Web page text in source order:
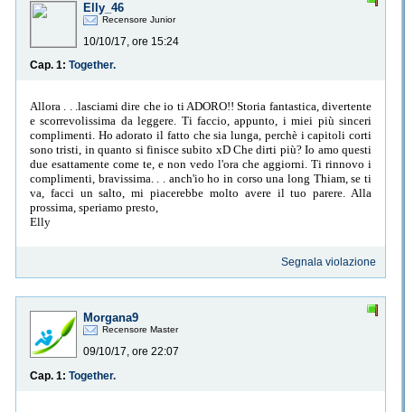
Elly_46
Recensore Junior
10/10/17, ore 15:24
Cap. 1: Together.
Allora . . .lasciami dire che io ti ADORO!! Storia fantastica, divertente
e scorrevolissima da leggere. Ti faccio, appunto, i miei più sinceri
complimenti. Ho adorato il fatto che sia lunga, perchè i capitoli corti
sono tristi, in quanto si finisce subito xD Che dirti più? Io amo questi
due esattamente come te, e non vedo l'ora che aggiorni. Ti rinnovo i
complimenti, bravissima. . . anch'io ho in corso una long Thiam, se ti
va, facci un salto, mi piacerebbe molto avere il tuo parere. Alla
prossima, speriamo presto,
Elly
Segnala violazione
Morgana9
Recensore Master
09/10/17, ore 22:07
Cap. 1: Together.